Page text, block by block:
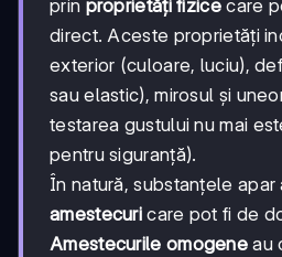
prin proprietăți fizicecare
direct. Aceste proprietăți
exterior (culoare, luciu),
sau elastic), mirosul și
testarea gustului nu mai
pentru siguranță).
În natură, substanțele apar
amestecuri care pot fi de
Amestecurile omogene au